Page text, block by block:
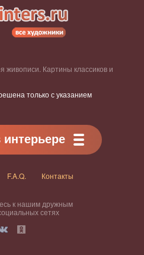
Картины классиков и
только с указанием
F.A.Q. Контакты
к нашим дружным
сетях